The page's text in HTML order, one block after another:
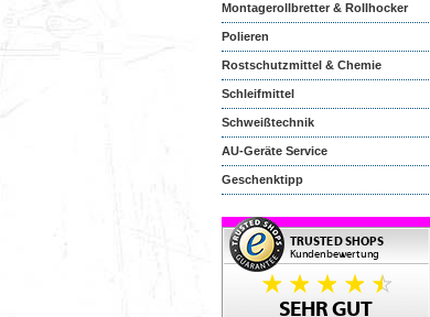
Montagerollbretter & Rollhocker
Polieren
Rostschutzmittel & Chemie
Schleifmittel
Schweißtechnik
AU-Geräte Service
Geschenktipp